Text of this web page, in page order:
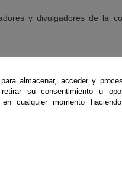
y divulgadores de la
para entregar los trabajos
almacenar, acceder y
su consentimiento u
cualquier momento